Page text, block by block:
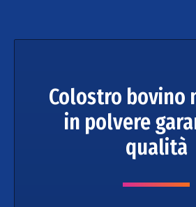
Colostro bovino
in polvere
qualità